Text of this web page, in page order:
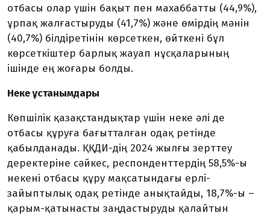
отбасы олар үшін бақыт пен махаббатты (44,9%),
ұрпақ жалғастыруды (41,7%) және өмірдің мәнін
(40,7%) білдіретінін көрсеткен, өйткені бұл
көрсеткіштер барлық жауап нұсқаларының
ішінде ең жоғары болды.
Неке ұстанымдары
Көпшілік қазақстандықтар үшін неке әлі де
отбасы құруға бағытталған одақ ретінде
қабылданады. ҚҚДИ-дің 2024 жылғы зерттеу
деректеріне сәйкес, респонденттердің 58,5%-ы
некені отбасы құру мақсатындағы ерлі-
зайыптылық одақ ретінде анықтайды, 18,7%-ы –
қарым-қатынасты заңдастыруды қалайтын